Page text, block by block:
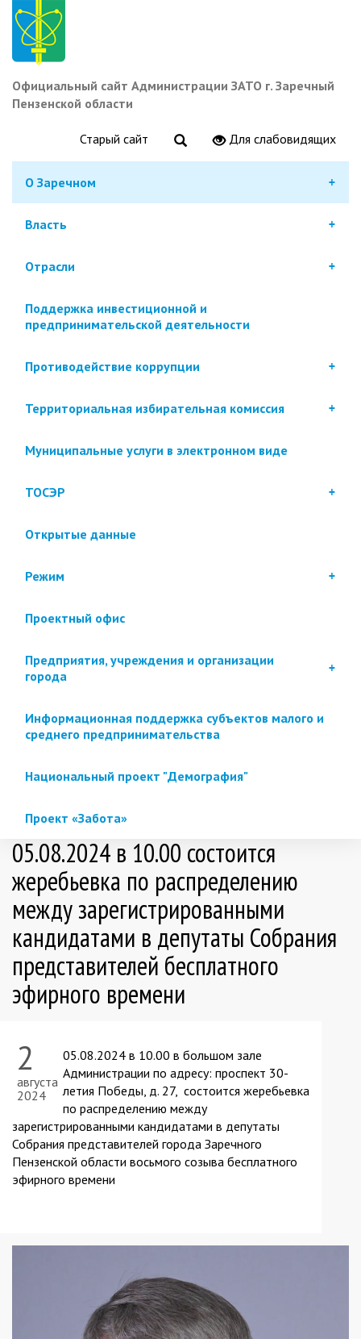
Перейти
основному
содержанию
Официальный сайт Администрации ЗАТО г. Заречный
Пензенской области
Старый сайт Для слабовидящих
О Заречном
Власть
Отрасли
Поддержка инвестиционной и
предпринимательской деятельности
Противодействие коррупции
Территориальная избирательная комиссия
Муниципальные услуги в электронном виде
ТОСЭР
Открытые данные
Режим
Проектный офис
Предприятия, учреждения и организации
города
Информационная поддержка субъектов малого и
среднего предпринимательства
Национальный проект "Демография"
Проект «Забота»
05.08.2024 в 10.00 состоится
жеребьевка по распределению
между зарегистрированными
кандидатами в депутаты Собрания
представителей бесплатного
эфирного времени
2
августа
2024
05.08.2024 в 10.00 в большом зале
Администрации по адресу: проспект 30-
летия Победы, д. 27, состоится жеребьевка
по распределению между
зарегистрированными кандидатами в депутаты
Собрания представителей города Заречного
Пензенской области восьмого созыва бесплатного
эфирного времени